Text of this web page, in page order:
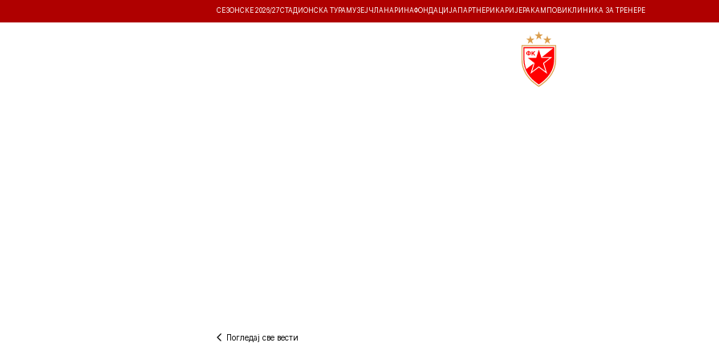
СЕЗОНСКЕ 2026/27СТАДИОНСКА ТУРА МУЗЕЈ ЧЛАНАРИНАФОНДАЦИЈА ПАРТНЕРИ КАРИЈЕРА КАМПОВИ КЛИНИКА ЗА ТРЕНЕРЕ
Погледај све вести